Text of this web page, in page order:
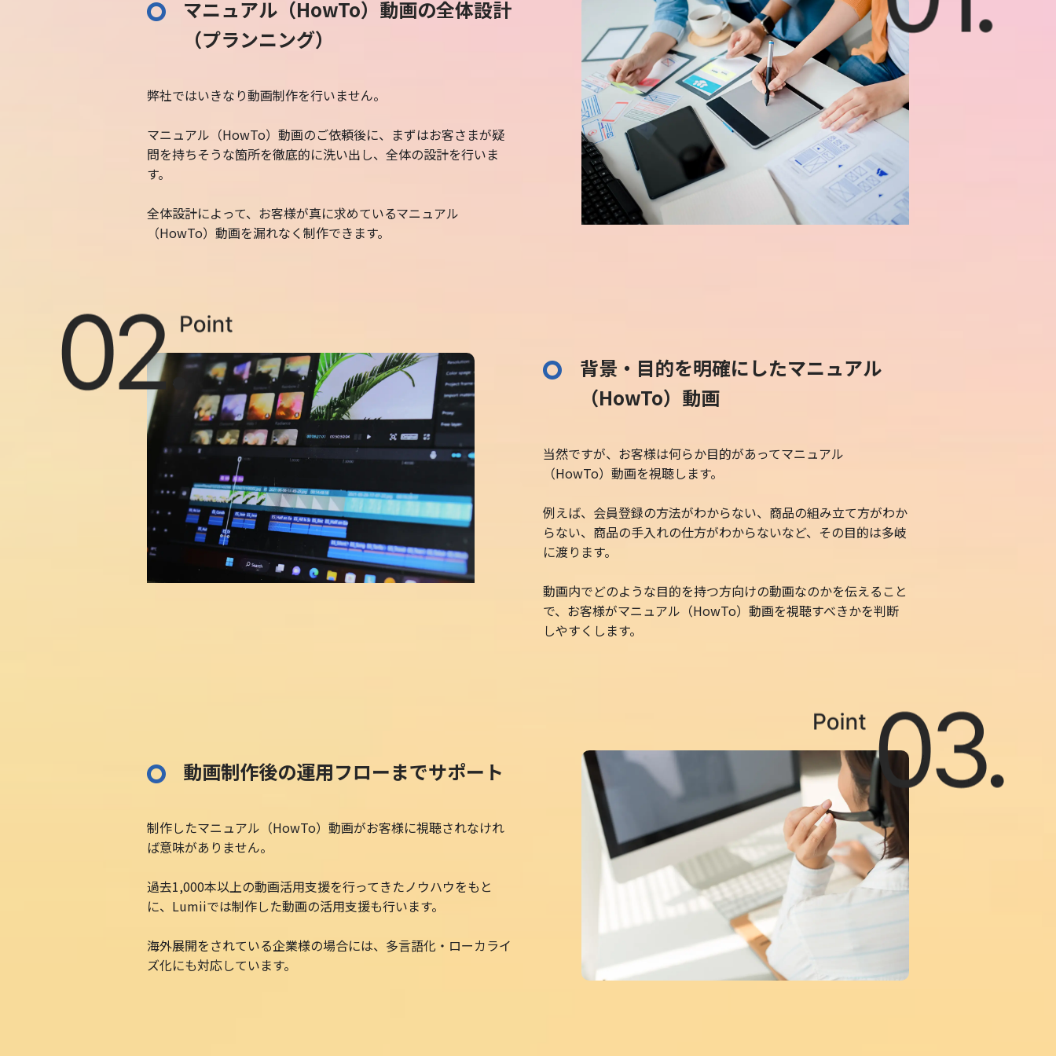
マニュアル（HowTo）動画の全体設計
（プランニング）
弊社ではいきなり動画制作を行いません。
マニュアル（HowTo）動画のご依頼後に、まずはお客さまが疑
問を持ちそうな箇所を徹底的に洗い出し、全体の設計を行いま
す。
全体設計によって、お客様が真に求めているマニュアル
（HowTo）動画を漏れなく制作できます。
背景・目的を明確にしたマニュアル
（HowTo）動画
当然ですが、お客様は何らか目的があってマニュアル
（HowTo）動画を視聴します。
例えば、会員登録の方法がわからない、商品の組み立て方がわか
らない、商品の手入れの仕方がわからないなど、その目的は多岐
に渡ります。
動画内でどのような目的を持つ方向けの動画なのかを伝えること
で、お客様がマニュアル（HowTo）動画を視聴すべきかを判断
しやすくします。
動画制作後の運用フローまでサポート
制作したマニュアル（HowTo）動画がお客様に視聴されなけれ
ば意味がありません。
過去1,000本以上の動画活用支援を行ってきたノウハウをもと
に、Lumiiでは制作した動画の活用支援も行います。
海外展開をされている企業様の場合には、多言語化・ローカライ
ズ化にも対応しています。